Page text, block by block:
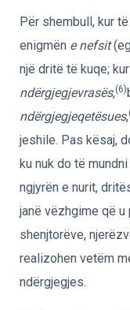
Për shembull, kur
enigmën e nefsit
një dritë të kuqe;
ndërgjegjevrasës,(6)
ndërgjegjeqetësues,
jeshile. Pas kësaj,
ku nuk do të
ngjyrën e nurit,
janë vëzhgime që
shenjtorëve,
realizohen vetëm
ndërgjegjes.